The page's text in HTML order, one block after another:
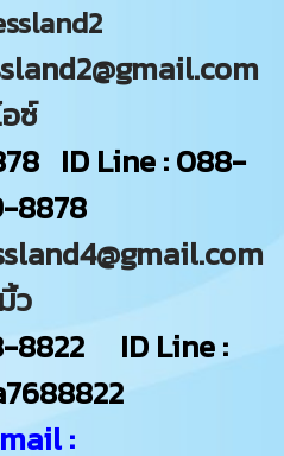
ซ์
ID Line : 088-
8878
มิ้ว
8822
ID Line :
: